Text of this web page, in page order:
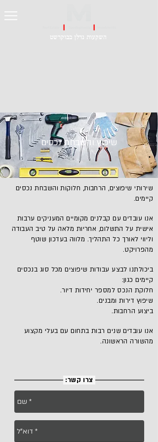
שיפוץ והשבחת נכסים
שירותי שיפוצים, הרחבות, חלוקות והשבחת נכסים
קיימים.
אנו עובדים עם קבלנים מקומיים המעניקים ערבות
אישית על התשלום, אחריות מלאה על טיב העבודה
וליווי לאורך כל התהליך. מלווה בעדכון שוטף
מהפרויקט.
ביכולתנו לבצע עבודות שיפוצים מכל סוג בנכסים
קיימים כגון:
חלוקת הנכס למספר יחידות דיור.
שיפוץ דירות ומבנים.
ביצוע הרחבות.
אנו עובדים שנים רבות בתחום עם בעלי מקצוע
מהשורה הראשונה.
צרו קשר: